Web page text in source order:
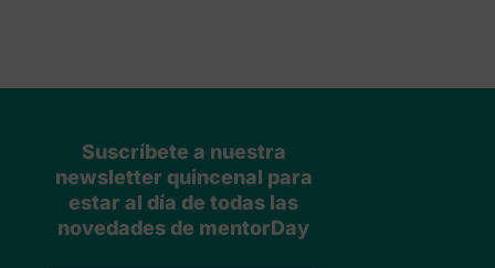
Suscríbete a nuestra
newsletter quincenal para
estar al día de todas las
novedades de mentorDay